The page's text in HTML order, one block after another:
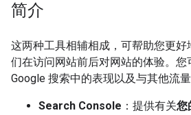
简介
这两种工具相辅相成，可帮助您更
们在访问网站前后对网站的体验。您
Google 搜索中的表现以及与其他流量
Search Console ：提供有关您